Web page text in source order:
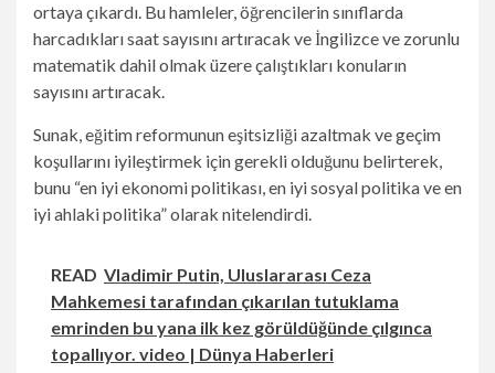
ortaya çıkardı. Bu hamleler, öğrencilerin sınıflarda
harcadıkları saat sayısını artıracak ve İngilizce ve zorunlu
matematik dahil olmak üzere çalıştıkları konuların
sayısını artıracak.
Sunak, eğitim reformunun eşitsizliği azaltmak ve geçim
koşullarını iyileştirmek için gerekli olduğunu belirterek,
bunu “en iyi ekonomi politikası, en iyi sosyal politika ve en
iyi ahlaki politika” olarak nitelendirdi.
READ Vladimir Putin, Uluslararası Ceza
Mahkemesi tarafından çıkarılan tutuklama
emrinden bu yana ilk kez görüldüğünde çılgınca
topallıyor. video | Dünya Haberleri